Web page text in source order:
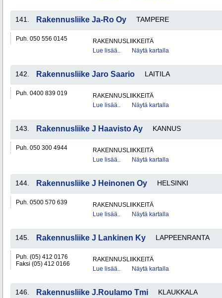
141. Rakennusliike Ja-Ro Oy TAMPERE
Puh. 050 556 0145
RAKENNUSLIIKKEITÄ
Lue lisää..
Näytä kartalla
142. Rakennusliike Jaro Saario LAITILA
Puh. 0400 839 019
RAKENNUSLIIKKEITÄ
Lue lisää..
Näytä kartalla
143. Rakennusliike J Haavisto Ay KANNUS
Puh. 050 300 4944
RAKENNUSLIIKKEITÄ
Lue lisää..
Näytä kartalla
144. Rakennusliike J Heinonen Oy HELSINKI
Puh. 0500 570 639
RAKENNUSLIIKKEITÄ
Lue lisää..
Näytä kartalla
145. Rakennusliike J Lankinen Ky LAPPEENRANTA
Puh. (05) 412 0176
Faksi (05) 412 0166
RAKENNUSLIIKKEITÄ
Lue lisää..
Näytä kartalla
146. Rakennusliike J.Roulamo Tmi KLAUKKALA